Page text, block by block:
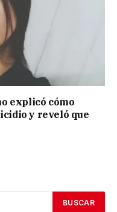
explicó cómo
y reveló que